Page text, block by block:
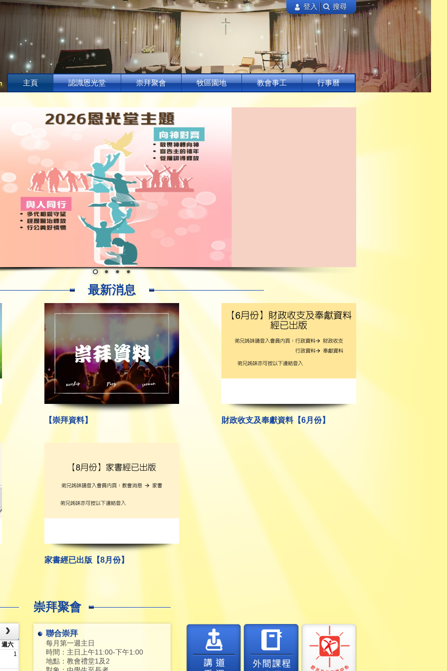
登入 搜尋
主頁 認識恩光堂 崇拜聚會 牧區園地 教會事工 行事曆
最新消息
【崇拜資料】
家書經已出版【8月份】
財政收支及奉獻資料【6月份】
週六
1
崇拜聚會
聯合崇拜
每月第一週主日
時間：主日上午11:00-下午1:00
地點：教會禮堂1及2